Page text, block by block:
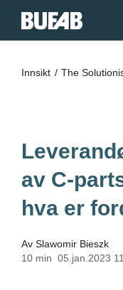
Innsikt The
av C-
hva er
Av Slawomir Bieszk
10 min 05.jan.2023